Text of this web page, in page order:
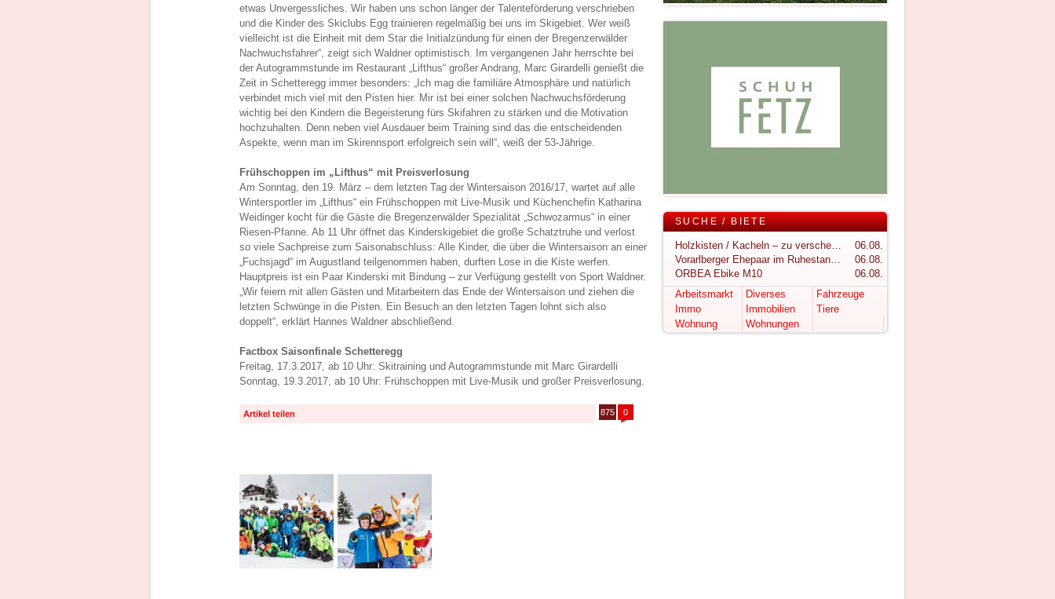
etwas Unvergessliches. Wir haben uns schon länger der Talenteförderung verschrieben
und die Kinder des Skiclubs Egg trainieren regelmäßig bei uns im Skigebiet. Wer weiß
vielleicht ist die Einheit mit dem Star die Initialzündung für einen der Bregenzerwälder
Nachwuchsfahrer“, zeigt sich Waldner optimistisch. Im vergangenen Jahr herrschte bei
der Autogrammstunde im Restaurant „Lifthus“ großer Andrang, Marc Girardelli genießt die
Zeit in Schetteregg immer besonders: „Ich mag die familiäre Atmosphäre und natürlich
verbindet mich viel mit den Pisten hier. Mir ist bei einer solchen Nachwuchsförderung
wichtig bei den Kindern die Begeisterung fürs Skifahren zu stärken und die Motivation
hochzuhalten. Denn neben viel Ausdauer beim Training sind das die entscheidenden
Aspekte, wenn man im Skirennsport erfolgreich sein will“, weiß der 53-Jährige.
Frühschoppen im „Lifthus“ mit Preisverlosung
Am Sonntag, den 19. März – dem letzten Tag der Wintersaison 2016/17, wartet auf alle
Wintersportler im „Lifthus“ ein Frühschoppen mit Live-Musik und Küchenchefin Katharina
Weidinger kocht für die Gäste die Bregenzerwälder Spezialität „Schwozarmus“ in einer
Riesen-Pfanne. Ab 11 Uhr öffnet das Kinderskigebiet die große Schatztruhe und verlost
so viele Sachpreise zum Saisonabschluss: Alle Kinder, die über die Wintersaison an einer
„Fuchsjagd“ im Augustland teilgenommen haben, durften Lose in die Kiste werfen.
Hauptpreis ist ein Paar Kinderski mit Bindung – zur Verfügung gestellt von Sport Waldner.
„Wir feiern mit allen Gästen und Mitarbeitern das Ende der Wintersaison und ziehen die
letzten Schwünge in die Pisten. Ein Besuch an den letzten Tagen lohnt sich also
doppelt“, erklärt Hannes Waldner abschließend.
Factbox Saisonfinale Schetteregg
Freitag, 17.3.2017, ab 10 Uhr: Skitraining und Autogrammstunde mit Marc Girardelli
Sonntag, 19.3.2017, ab 10 Uhr: Frühschoppen mit Live-Musik und großer Preisverlosung.
Artikel teilen 875 0
SUCHE / BIETE
Holzkisten / Kacheln – zu verschenken
06.08.
Vorarlberger Ehepaar im Ruhestand sucht ruhigen Rückzugsort im Bregenzerwald
06.08.
ORBEA Ebike M10
06.08.
Arbeitsmarkt
Diverses
Fahrzeuge
Immo
Immobilien
Tiere
Wohnung
Wohnungen